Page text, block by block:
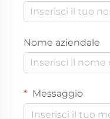
Nome aziendale
Messaggio